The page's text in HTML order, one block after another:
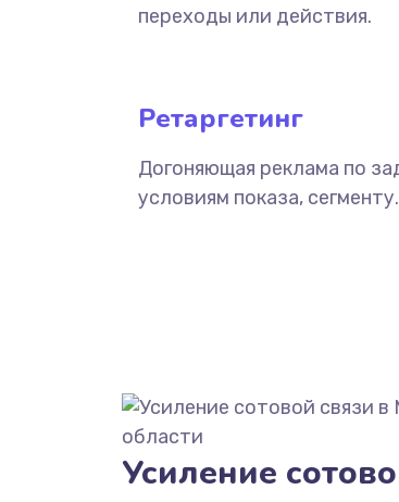
переходы или действия.
Ретаргетинг
Догоняющая реклама по
условиям показа, сегменту.
Усиление